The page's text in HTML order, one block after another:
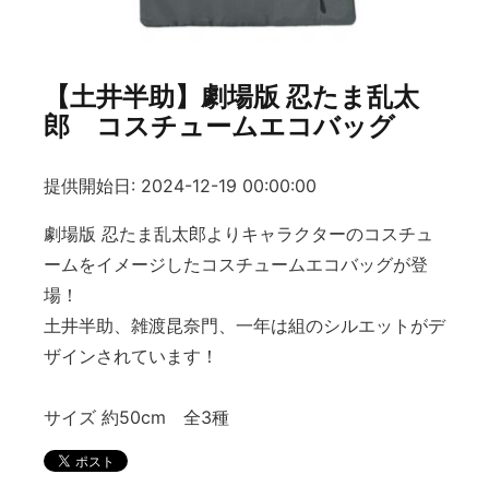
【土井半助】劇場版 忍たま乱太
郎 コスチュームエコバッグ
提供開始日: 2024-12-19 00:00:00
劇場版 忍たま乱太郎よりキャラクターのコスチュ
ームをイメージしたコスチュームエコバッグが登
場！
土井半助、雑渡昆奈門、一年は組のシルエットがデ
ザインされています！
サイズ 約50cm 全3種